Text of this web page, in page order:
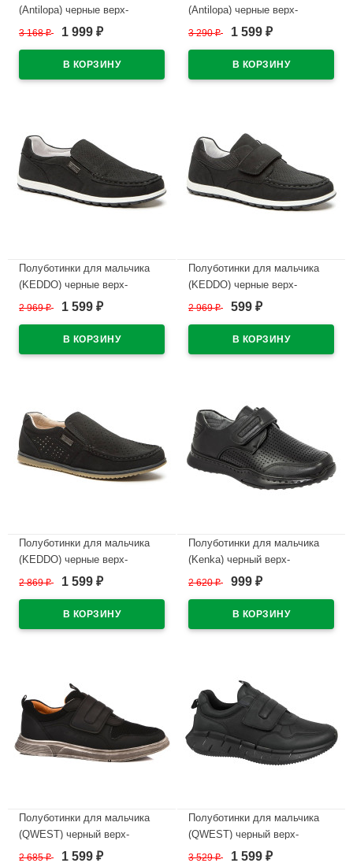
(Antilopa) черные верх-
натуральная кожа подкладка-
38 арт.AL 7092
3 168₽ 1 999 ₽
(Antilopa) черные верх-
натуральная кожа подкладка-
37 арт.AL 7282
3 290₽ 1 599 ₽
Полуботинки для мальчика
(KEDDO) черные верх-
искусственный нубук
артикул 538297/01-01
2 969₽ 1 599 ₽
Полуботинки для мальчика
(KEDDO) черные верх-
искусственный нубук
артикул 538297/03-03
2 969₽ 599 ₽
Полуботинки для мальчика
(KEDDO) черные верх-
искусственный нубук
артикул 538316/01-01
2 869₽ 1 599 ₽
Полуботинки для мальчика
(Kenka) черный верх-
искусственная кожа
артикул DJB_2183-9_black
2 620₽ 999 ₽
Полуботинки для мальчика
(QWEST) черный верх-
искусственная кожа/текстиль
2 685₽ 1 599 ₽
Полуботинки для мальчика
(QWEST) черный верх-
искусственная кожа
3 529₽ 1 599 ₽